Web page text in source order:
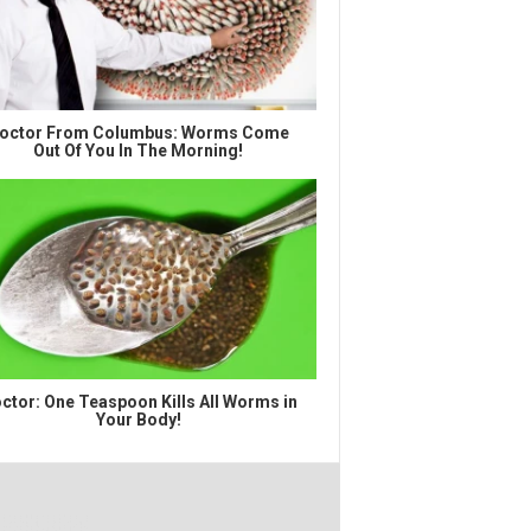
From Columbus: Worms Come
Out Of You In The Morning!
One Teaspoon Kills All Worms in
Your Body!